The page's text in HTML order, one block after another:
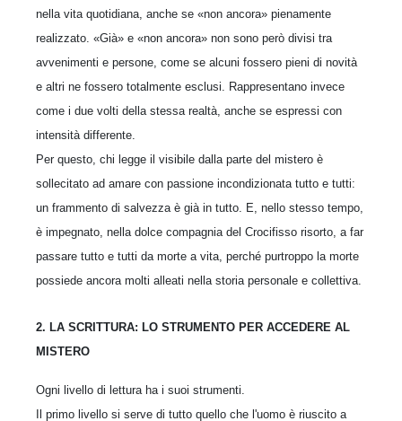
nella vita quotidiana, anche se «non ancora» pienamente
realizzato. «Già» e «non ancora» non sono però divisi tra
avvenimenti e persone, come se alcuni fossero pieni di novità
e altri ne fossero totalmente esclusi. Rappresentano invece
come i due volti della stessa realtà, anche se espressi con
intensità differente.
Per questo, chi legge il visibile dalla parte del mistero è
sollecitato ad amare con passione incondizionata tutto e tutti:
un frammento di salvezza è già in tutto. E, nello stesso tempo,
è impegnato, nella dolce compagnia del Crocifisso risorto, a far
passare tutto e tutti da morte a vita, perché purtroppo la morte
possiede ancora molti alleati nella storia personale e collettiva.
2. LA SCRITTURA: LO STRUMENTO PER ACCEDERE AL
MISTERO
Ogni livello di lettura ha i suoi strumenti.
Il primo livello si serve di tutto quello che l'uomo è riuscito a